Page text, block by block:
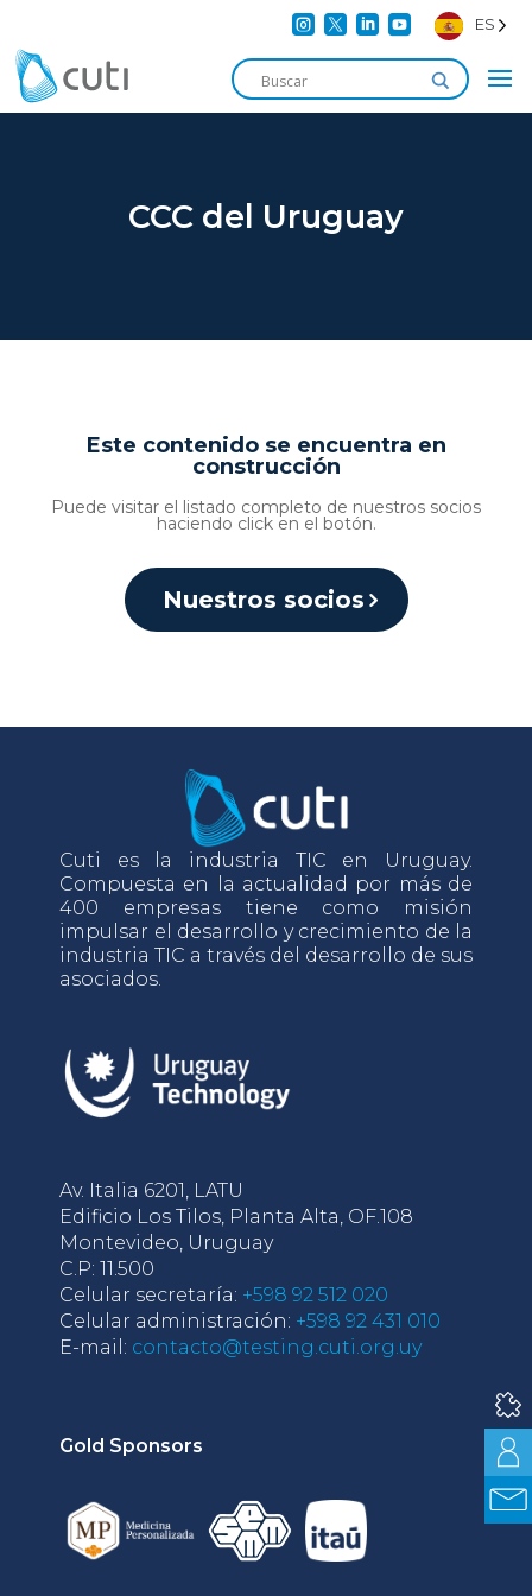
    ES
CCC del Uruguay
Este contenido se encuentra en
construcción
Puede visitar el listado completo de nuestros socios
haciendo click en el botón.
Nuestros socios
Cuti es la industria TIC en Uruguay.
Compuesta en la actualidad por más de
400 empresas tiene como misión
impulsar el desarrollo y crecimiento de la
industria TIC a través del desarrollo de sus
asociados.
Av. Italia 6201, LATU
Edificio Los Tilos, Planta Alta, OF.108
Montevideo, Uruguay
C.P: 11.500
Celular secretaría: +598 92 512 020
Celular administración: +598 92 431 010
E-mail: contacto@testing.cuti.org.uy
Gold Sponsors